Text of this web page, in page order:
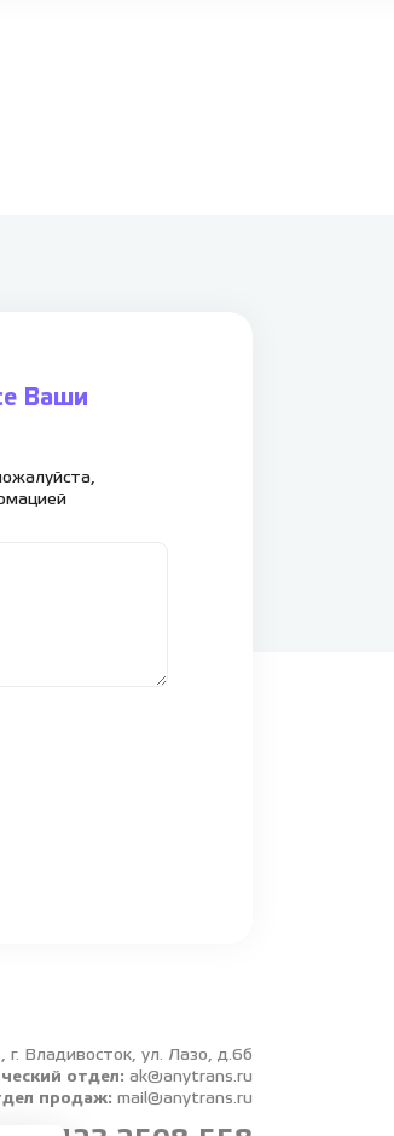
Ваши
г. Владивосток, ул. Лазо, д.6б
отдел: ak@anytrans.ru
продаж: mail@anytrans.ru